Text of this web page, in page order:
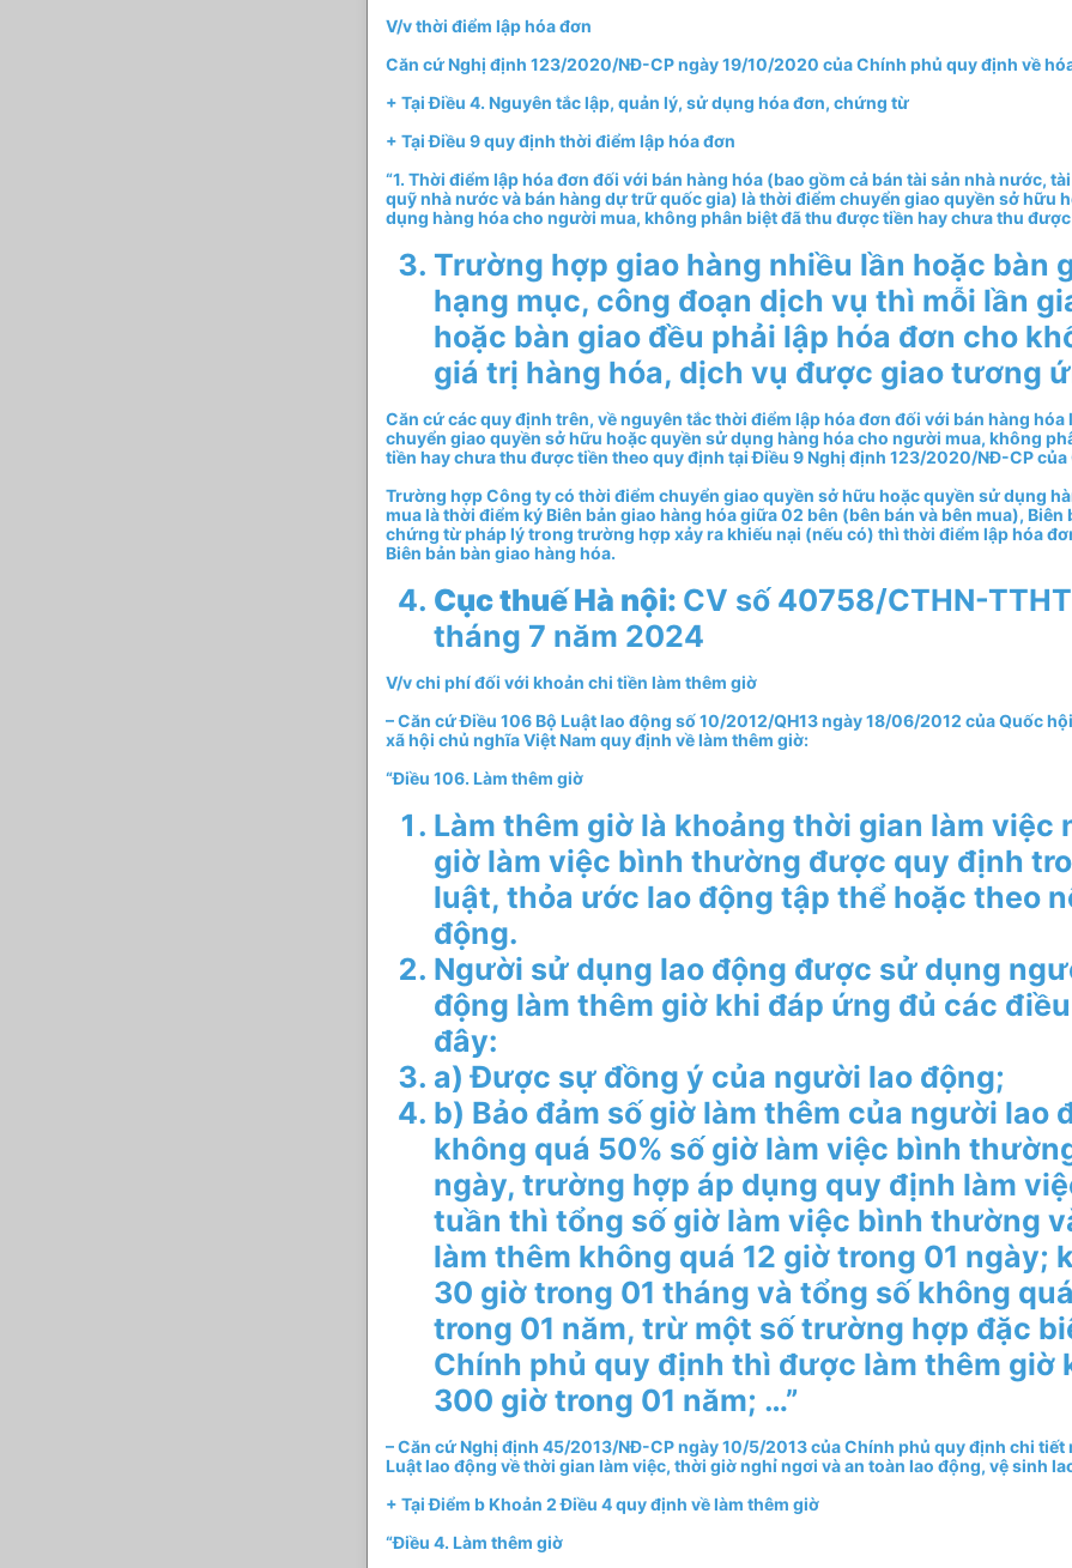
V/v thời điểm lập hóa đơn
Căn cứ Nghị định 123/2020/NĐ-CP ngày 19/10/2020 của Chính phủ quy định về
+ Tại Điều 4. Nguyên tắc lập, quản lý, sử dụng hóa đơn, chứng từ
+ Tại Điều 9 quy định thời điểm lập hóa đơn
“1. Thời điểm lập hóa đơn đối với bán hàng hóa (bao gồm cả bán tài sản nhà nước,
quỹ nhà nước và bán hàng dự trữ quốc gia) là thời điểm chuyển giao quyền sở hữu
dụng hàng hóa cho người mua, không phân biệt đã thu được tiền hay chưa thu
Trường hợp giao hàng nhiều lần hoặc bàn
hạng mục, công đoạn dịch vụ thì mỗi lần
hoặc bàn giao đều phải lập hóa đơn cho
giá trị hàng hóa, dịch vụ được giao tương
Căn cứ các quy định trên, về nguyên tắc thời điểm lập hóa đơn đối với bán hàng hóa
chuyển giao quyền sở hữu hoặc quyền sử dụng hàng hóa cho người mua, không
tiền hay chưa thu được tiền theo quy định tại Điều 9 Nghị định 123/2020/NĐ-CP của
Trường hợp Công ty có thời điểm chuyển giao quyền sở hữu hoặc quyền sử dụng
mua là thời điểm ký Biên bản giao hàng hóa giữa 02 bên (bên bán và bên mua), Biên
chứng từ pháp lý trong trường hợp xảy ra khiếu nại (nếu có) thì thời điểm lập hóa
Biên bản bàn giao hàng hóa.
Cục thuế Hà nội: CV số 40758/CTHN-
tháng 7 năm 2024
V/v chi phí đối với khoản chi tiền làm thêm giờ
– Căn cứ Điều 106 Bộ Luật lao động số 10/2012/QH13 ngày 18/06/2012 của Quốc
xã hội chủ nghĩa Việt Nam quy định về làm thêm giờ:
“Điều 106. Làm thêm giờ
Làm thêm giờ là khoảng thời gian làm việc
giờ làm việc bình thường được quy định
luật, thỏa ước lao động tập thể hoặc theo
động.
Người sử dụng lao động được sử dụng
động làm thêm giờ khi đáp ứng đủ các
đây:
a) Được sự đồng ý của người lao động;
b) Bảo đảm số giờ làm thêm của người lao
không quá 50% số giờ làm việc bình
ngày, trường hợp áp dụng quy định làm
tuần thì tổng số giờ làm việc bình thường
làm thêm không quá 12 giờ trong 01 ngày;
30 giờ trong 01 tháng và tổng số không
trong 01 năm, trừ một số trường hợp đặc
Chính phủ quy định thì được làm thêm giờ
300 giờ trong 01 năm; …”
– Căn cứ Nghị định 45/2013/NĐ-CP ngày 10/5/2013 của Chính phủ quy định chi tiết
Luật lao động về thời gian làm việc, thời giờ nghỉ ngơi và an toàn lao động, vệ sinh
+ Tại Điểm b Khoản 2 Điều 4 quy định về làm thêm giờ
“Điều 4. Làm thêm giờ